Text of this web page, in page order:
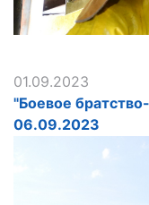
01.09.2023
"Боевое
06.09.2023